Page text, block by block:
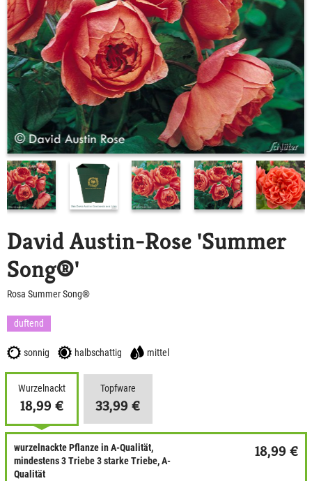
David Austin-Rose 'Summer
Song®'
Rosa Summer Song®
duftend
sonnig halbschattig mittel
Wurzelnackt
18,99 €
Topfware
33,99 €
wurzelnackte Pflanze in A-Qualität,
mindestens 3 Triebe 3 starke Triebe, A-
Qualität
18,99 €